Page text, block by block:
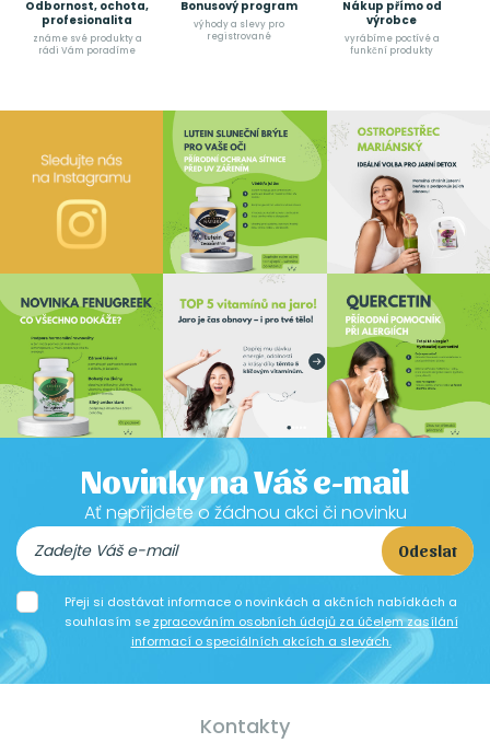
Odbornost, ochota,
profesionalita
známe své produkty a
rádi Vám poradíme
Bonusový program
výhody a slevy pro
registrované
Nákup přímo od
výrobce
vyrábíme poctívé a
funkční produkty
Novinky na Váš e-mail
Ať nepřijdete o žádnou akci či novinku
Odeslat
Přeji si dostávat informace o novinkách a akčních nabídkách a
souhlasím se zpracováním osobních údajů za účelem zasílání
informací o speciálních akcích a slevách.
Kontakty